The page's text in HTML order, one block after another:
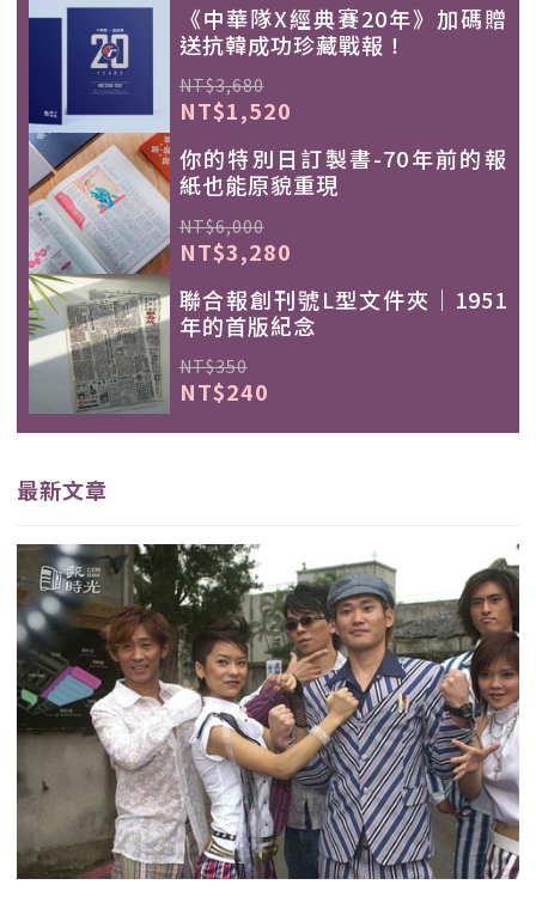
《中華隊X經典賽20年》加碼贈
送抗韓成功珍藏戰報！
NT$3,680
NT$1,520
你的特別日訂製書-70年前的報
紙也能原貌重現
NT$6,000
NT$3,280
聯合報創刊號L型文件夾｜1951
年的首版紀念
NT$350
NT$240
最新文章